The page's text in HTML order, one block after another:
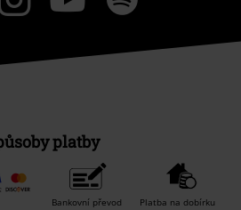
platby
Bankovní převod Platba na dobírku